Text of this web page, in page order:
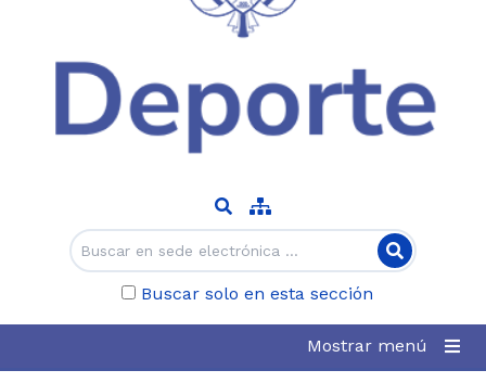
Buscar solo en esta sección
Mostrar menú